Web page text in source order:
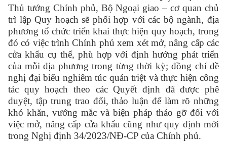
Thủ tướng Chính phủ, Bộ Ngoại giao – cơ quan chủ
trì lập Quy hoạch sẽ phối hợp với các bộ ngành, địa
phương tổ chức triển khai thực hiện quy hoạch, trong
đó có việc trình Chính phủ xem xét mở, nâng cấp các
cửa khẩu cụ thể, phù hợp với định hướng phát triển
của mỗi địa phương trong từng thời kỳ; đồng chí đề
nghị đại biểu nghiêm túc quán triệt và thực hiện công
tác quy hoạch theo các Quyết định đã được phê
duyệt, tập trung trao đổi, thảo luận để làm rõ những
khó khăn, vướng mắc và biện pháp tháo gỡ đối với
việc mở, nâng cấp cửa khẩu cũng như quy định mới
trong Nghị định 34/2023/NĐ-CP của Chính phủ.